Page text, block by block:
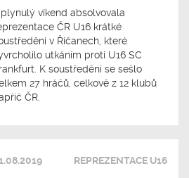
víkend absolvovala
ČR U16 krátké
v Říčanech, které
utkáním proti U16 SC
K soustředění se sešlo
27 hráčů, celkově z 12 klubů
ČR.
REPREZENTACE U16